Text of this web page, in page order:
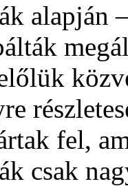
alapján
fel,
csak